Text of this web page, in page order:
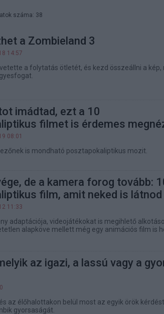
száma: 38
a Zombieland 3
14:57
a folytatás ötletét, és kezd összeállni a kép,
imádtad, ezt a 10
filmet is érdemes
08:01
is mondható posztapokaliptikus mozit.
de a kamera forog tovább:
film, amit neked is látnod
11:33
adaptációja, videojátékokat is megihlető
alapköve mellett még egy animációs film is
az igazi, a lassú vagy a
az élőhalottakon belül most az egyik örök kérdést
gyorsaságát.